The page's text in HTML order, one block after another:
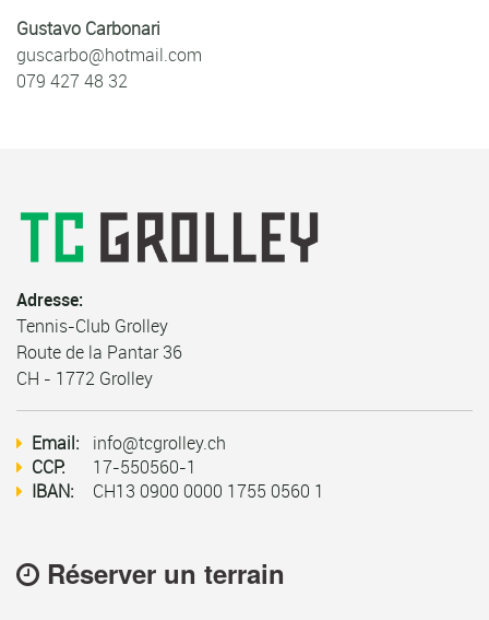
Gustavo Carbonari
guscarbo@hotmail.com
079 427 48 32
Adresse:
Tennis-Club Grolley
Route de la Pantar 36
CH - 1772 Grolley
Email:
info@tcgrolley.ch
CCP:
17-550560-1
IBAN:
CH13 0900 0000 1755 0560 1
Réserver un terrain